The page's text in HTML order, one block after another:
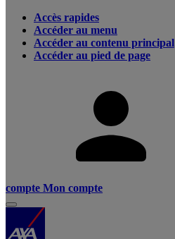
Accès rapides
Accéder au menu
Accéder au contenu principal
Accéder au pied de page
compte Mon compte